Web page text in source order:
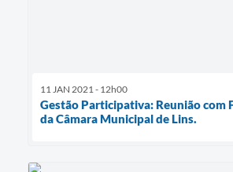
11 JAN 2021 - 12h00
Gestão Participativa: Reunião com
da Câmara Municipal de Lins.